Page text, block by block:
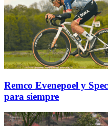
Remco Evenepoel y
para siempre